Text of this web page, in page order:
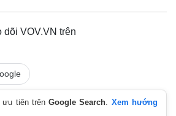
Công nghệ
dõi VOV.VN trên
ưu tiên trênGoogle Search
Xem hướng